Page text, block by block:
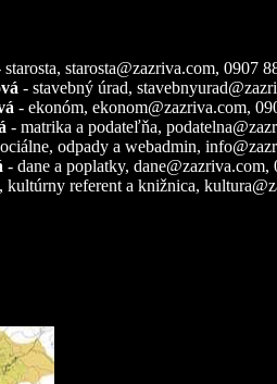
starosta, starosta@zazriva.com, 0907
- stavebný úrad,
- ekonóm, ekonom@zazriva.com,
- matrika a podateľňa,
odpady a webadmin,
- dane a poplatky, dane@zazriva.com,
, kultúrny referent a knižnica,